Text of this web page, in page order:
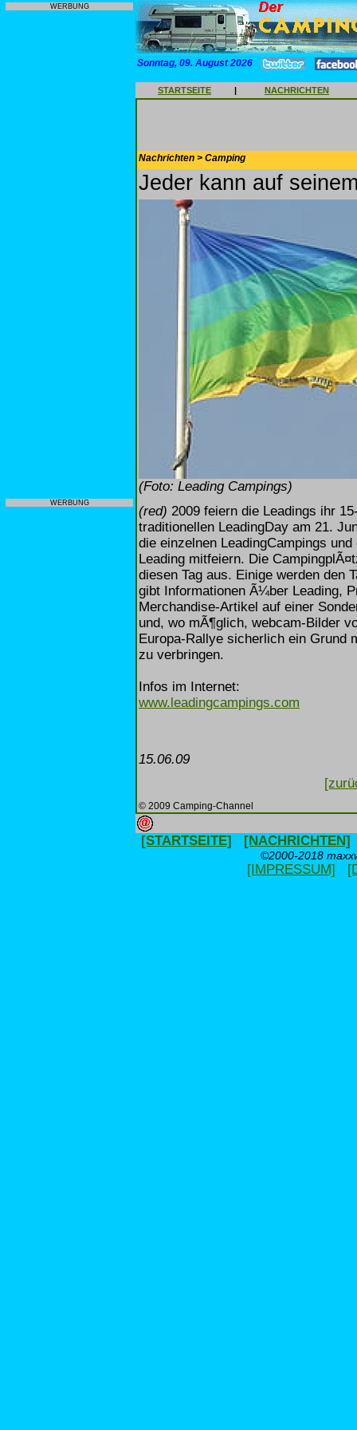
WERBUNG
WERBUNG
Sonntag, 09. August 2026
STARTSEITE | NACHRICHTEN
Nachrichten > Camping
Jeder kann auf
(Foto: Leading Campings)
(red) 2009 feiern die Leadings ihr
traditionellen LeadingDay am 21.
die einzelnen LeadingCampings
Leading mitfeiern. Die
diesen Tag aus. Einige werden den
gibt Informationen Ã¼ber Leading,
Merchandise-Artikel auf einer
und, wo mÃ¶glich, webcam-Bilder
Europa-Rallye sicherlich ein Grund
zu verbringen.
Infos im Internet:
www.leadingcampings.com
15.06.09
© 2009 Camping-Channel
[STARTSEITE] [NACHRICHTEN]
©2000-2018
[IMPRESSUM]